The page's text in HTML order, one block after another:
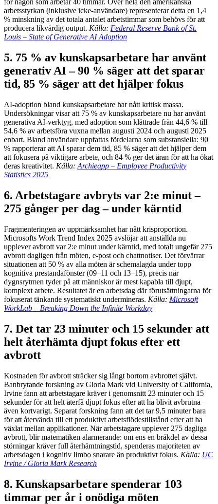
för någon som arbetar 40 timmar. Över hela den amerikanska
arbetsstyrkan (inklusive icke-användare) representerar detta en 1,4
% minskning av det totala antalet arbetstimmar som behövs för att
producera likvärdig output. Källa: Federal Reserve Bank of St.
Louis – State of Generative AI Adoption
5. 75 % av kunskapsarbetare har använt
generativ AI – 90 % säger att det sparar
tid, 85 % säger att det hjälper fokus
AI-adoption bland kunskapsarbetare har nått kritisk massa.
Undersökningar visar att 75 % av kunskapsarbetare nu har använt
generativa AI-verktyg, med adoption som klättrade från 44,6 % till
54,6 % av arbetsföra vuxna mellan augusti 2024 och augusti 2025
enbart. Bland användare uppfattas fördelarna som substansiella: 90
% rapporterar att AI sparar dem tid, 85 % säger att det hjälper dem
att fokusera på viktigare arbete, och 84 % ger det äran för att ha ökat
deras kreativitet. Källa: Archieapp – Employee Productivity
Statistics 2025
6. Arbetstagare avbryts var 2:e minut –
275 gånger per dag – under kärntid
Fragmenteringen av uppmärksamhet har nått krisproportion.
Microsofts Work Trend Index 2025 avslöjar att anställda nu
upplever avbrott var 2:e minut under kärntid, med totalt ungefär 275
avbrott dagligen från möten, e-post och chattnotiser. Det förvärrar
situationen att 50 % av alla möten är schemalagda under topp
kognitiva prestandafönster (09–11 och 13–15), precis när
dygnsrytmen tyder på att människor är mest kapabla till djupt,
komplext arbete. Resultatet är en arbetsdag där förutsättningarna för
fokuserat tänkande systematiskt undermineras. Källa: Microsoft
WorkLab – Breaking Down the Infinite Workday
7. Det tar 23 minuter och 15 sekunder att
helt återhämta djupt fokus efter ett
avbrott
Kostnaden för avbrott sträcker sig långt bortom avbrottet självt.
Banbrytande forskning av Gloria Mark vid University of California,
Irvine fann att arbetstagare kräver i genomsnitt 23 minuter och 15
sekunder för att helt återfå djupt fokus efter att ha blivit avbrutna –
även kortvarigt. Separat forskning fann att det tar 9,5 minuter bara
för att återvända till ett produktivt arbetsflödestillstånd efter att ha
växlat mellan applikationer. När arbetstagare upplever 275 dagliga
avbrott, blir matematiken alarmerande: om ens en bråkdel av dessa
störningar kräver full återhämtningstid, spenderas majoriteten av
arbetsdagen i kognitiv limbo snarare än produktivt fokus. Källa: UC
Irvine / Gloria Mark Research
8. Kunskapsarbetare spenderar 103
timmar per år i onödiga möten